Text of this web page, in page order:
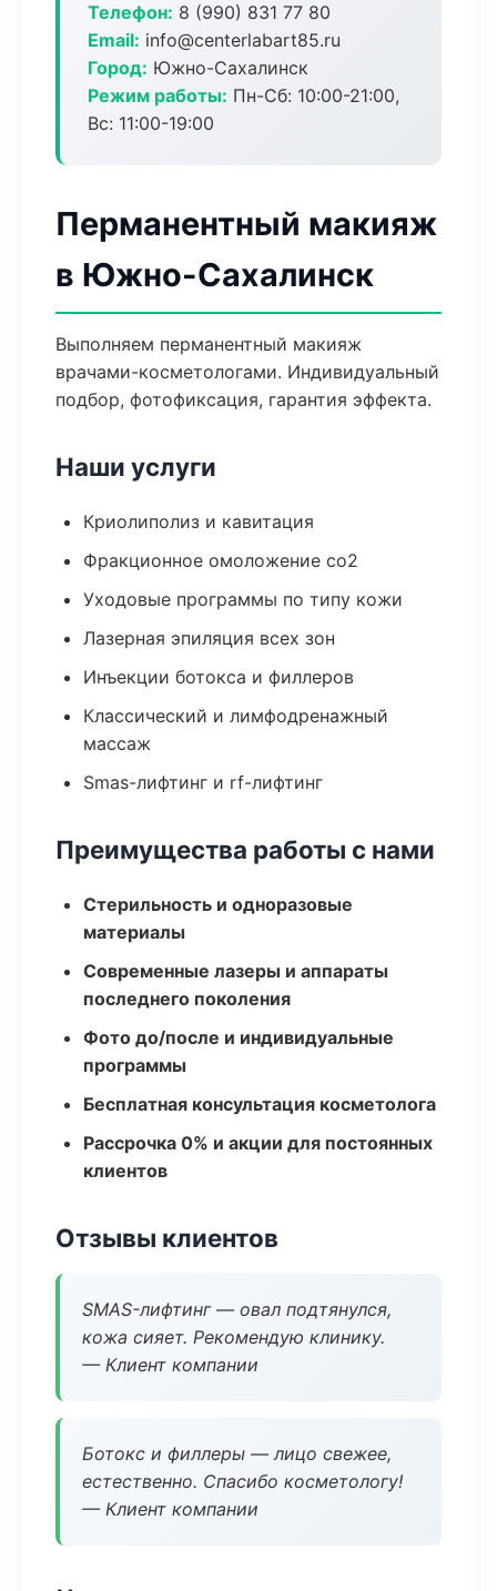
Телефон: 8 (990) 831 77 80
Email: info@centerlabart85.ru
Город: Южно-Сахалинск
Режим работы: Пн-Сб: 10:00-21:00,
Вс: 11:00-19:00
Перманентный макияж
в Южно-Сахалинск
Выполняем перманентный макияж
врачами-косметологами. Индивидуальный
подбор, фотофиксация, гарантия эффекта.
Наши услуги
Криолиполиз и кавитация
Фракционное омоложение co2
Уходовые программы по типу кожи
Лазерная эпиляция всех зон
Инъекции ботокса и филлеров
Классический и лимфодренажный
массаж
Smas-лифтинг и rf-лифтинг
Преимущества работы с нами
Стерильность и одноразовые
материалы
Современные лазеры и аппараты
последнего поколения
Фото до/после и индивидуальные
программы
Бесплатная консультация косметолога
Рассрочка 0% и акции для постоянных
клиентов
Отзывы клиентов
SMAS-лифтинг — овал подтянулся,
кожа сияет. Рекомендую клинику.
— Клиент компании
Ботокс и филлеры — лицо свежее,
естественно. Спасибо косметологу!
— Клиент компании